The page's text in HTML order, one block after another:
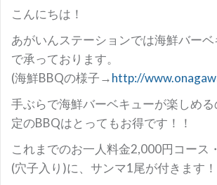
こんにちは！
あがいんステーションでは海鮮バー
で承っております。
(海鮮BBQの様子→http://
手ぶらで海鮮バーベキューが楽しめ
定のBBQはとってもお得です！！
これまでのお一人料金2,000円コース
(穴子入り)に、サンマ1尾が付きます！